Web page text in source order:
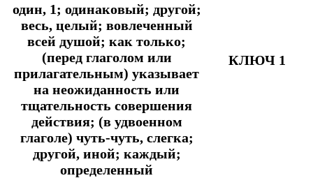
один, 1; одинаковый; другой;
весь, целый; вовлеченный
всей душой; как только;
(перед глаголом или
прилагательным) указывает
на неожиданность или
тщательность совершения
действия; (в удвоенном
глаголе) чуть-чуть, слегка;
другой, иной; каждый;
определенный
КЛЮЧ 1